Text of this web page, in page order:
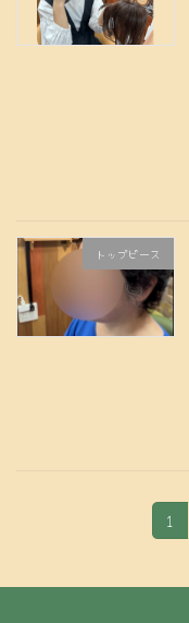
トップピース
の
固
定
ー
1